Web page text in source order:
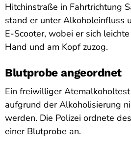
Hitchinstraße in Fahrtrichtung
stand er unter Alkoholeinfluss
E-Scooter, wobei er sich
Hand und am Kopf zuzog.
Blutprobe angeordnet
Ein freiwilliger
aufgrund der Alkoholisierung
werden. Die Polizei ordnete
einer Blutprobe an.